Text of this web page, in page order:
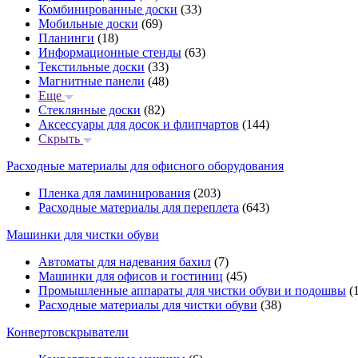
Комбинированные доски (33)
Мобильные доски (69)
Планинги (18)
Информационные стенды (63)
Текстильные доски (33)
Магнитные панели (48)
Еще
Стеклянные доски (82)
Аксессуары для досок и флипчартов (144)
Скрыть
Расходные материалы для офисного оборудования
Пленка для ламинирования (203)
Расходные материалы для переплета (643)
Машинки для чистки обуви
Автоматы для надевания бахил (7)
Машинки для офисов и гостиниц (45)
Промышленные аппараты для чистки обуви и подошвы
Расходные материалы для чистки обуви (38)
Конвертовскрыватели